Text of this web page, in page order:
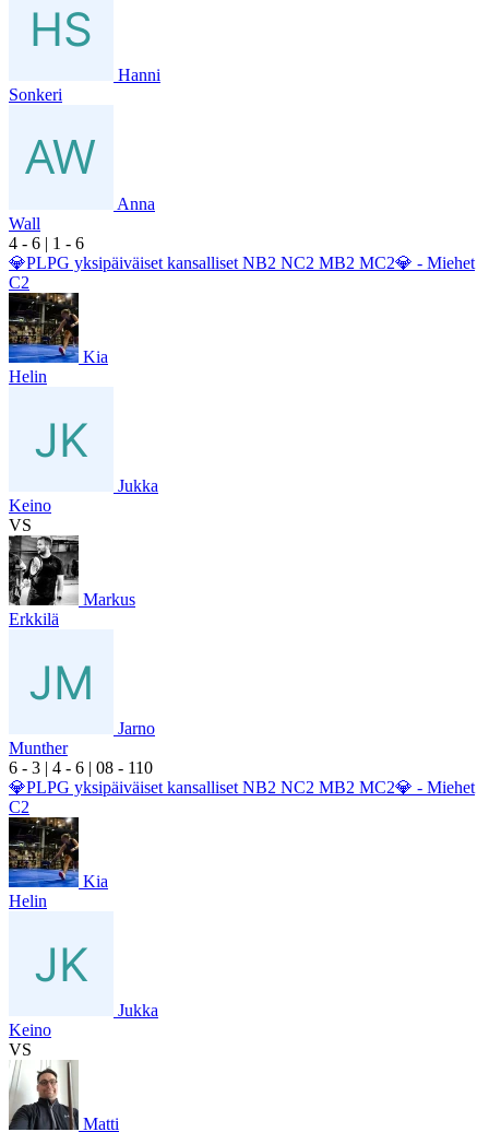
Hanni
Sonkeri
Anna
Wall
4 - 6 | 1 - 6
💎PLPG yksipäiväiset kansalliset NB2 NC2 MB2 MC2💎 - Miehet
C2
Kia
Helin
Jukka
Keino
VS
Markus
Erkkilä
Jarno
Munther
6 - 3 | 4 - 6 | 08 - 110
💎PLPG yksipäiväiset kansalliset NB2 NC2 MB2 MC2💎 - Miehet
C2
Kia
Helin
Jukka
Keino
VS
Matti